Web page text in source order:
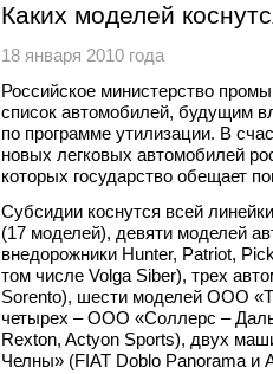
Каких моделей
18 января 2010 года
Российское министерство
список автомобилей, будущим
по программе утилизации. В
новых легковых автомобилей
которых государство обещает
Субсидии коснутся всей
(17 моделей), девяти моделей
внедорожники Hunter, Patriot,
том числе Volga Siber), трех
Sorento), шести моделей ООО
четырех – ООО «Соллерс –
Rexton, Actyon Sports), двух
Челны» (FIAT Doblo Panorama и